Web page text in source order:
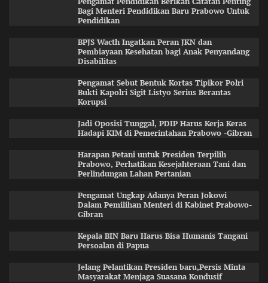
Bagi Menteri Pendidikan Baru Prabowo Untuk
Pendidikan
BPJS Wacth Ingatkan Peran JKN dan
Pembiayaan Kesehatan bagi Anak Penyandang
Disabilitas
Pengamat Sebut Bentuk Kortas Tipikor Polri
Bukti Kapolri Sigit Listyo Serius Berantas
Korupsi
Jadi Oposisi Tunggal, PDIP Harus Kerja Keras
Hadapi KIM di Pemerintahan Prabowo -Gibran
Harapan Petani untuk Presiden Terpilih
Prabowo, Perhatikan Kesejahteraan Tani dan
Perlindungan Lahan Pertanian
Pengamat Ungkap Adanya Peran Jokowi
Dalam Pemilihan Menteri di Kabinet Prabowo-
Gibran
Kepala BIN Baru Harus Bisa Humanis Tangani
Persoalan di Papua
Jelang Pelantikan Presiden baru,Persis Minta
Masyarakat Menjaga Suasana Kondusif